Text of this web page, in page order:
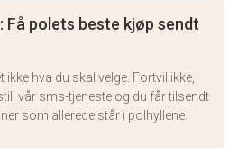
Få polets beste kjøp sendt
ikke hva du skal velge. Fortvil ikke,
vår sms-tjeneste og du får tilsendt
som allerede står i polhyllene.